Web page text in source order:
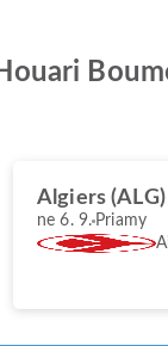
Algiers (ALG)
ne 6. 9. Priamy